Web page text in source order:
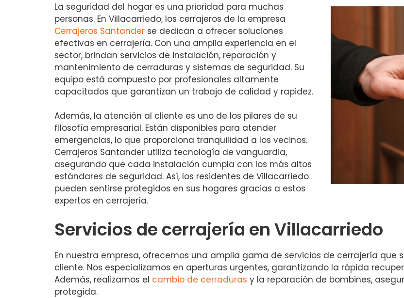
La seguridad del hogar es una prioridad para muchas
personas. En Villacarriedo, los cerrajeros de la empresa
Cerrajeros Santander se dedican a ofrecer soluciones
efectivas en cerrajería. Con una amplia experiencia en el
sector, brindan servicios de instalación, reparación y
mantenimiento de cerraduras y sistemas de seguridad. Su
equipo está compuesto por profesionales altamente
capacitados que garantizan un trabajo de calidad y rapidez.
Además, la atención al cliente es uno de los pilares de su
filosofía empresarial. Están disponibles para atender
emergencias, lo que proporciona tranquilidad a los vecinos.
Cerrajeros Santander utiliza tecnología de vanguardia,
asegurando que cada instalación cumpla con los más altos
estándares de seguridad. Así, los residentes de Villacarriedo
pueden sentirse protegidos en sus hogares gracias a estos
expertos en cerrajería.
Servicios de cerrajería en Villacarriedo
En nuestra empresa, ofrecemos una amplia gama de servicios de cerrajería
cliente. Nos especializamos en aperturas urgentes, garantizando la rápida
Además, realizamos el cambio de cerraduras y la reparación de bombines,
protegida.